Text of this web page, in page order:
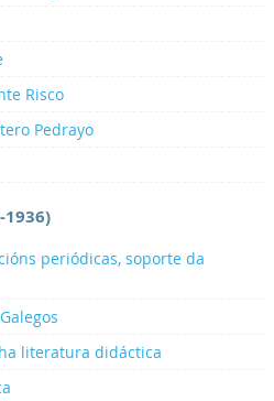
Risco
Pedrayo
periódicas, soporte da
literatura didáctica